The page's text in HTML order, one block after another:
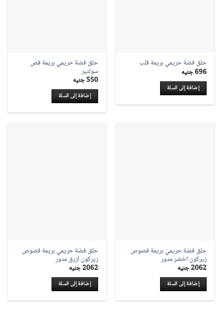
حلق فضة حريمي بريمة قلب
696جنيه
إضافة إلى السلة
حلق فضة حريمي بريمة فص
سولتير
550جنيه
إضافة إلى السلة
حلق فضة حريمي بريمة فصوص
زيركون اخضر مدور
2062جنيه
إضافة إلى السلة
حلق فضة حريمي بريمة فصوص
زيركون ازرق مدور
2062جنيه
إضافة إلى السلة